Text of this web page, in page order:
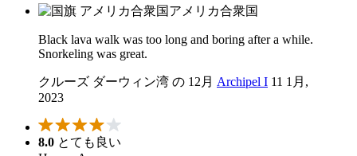
アメリカ合衆国
Black lava walk was too long and boring after a while.
Snorkeling was great.
クルーズ ダーウィン湾 の 12月 Archipel I 11 1月,
2023
8.0 とても良い